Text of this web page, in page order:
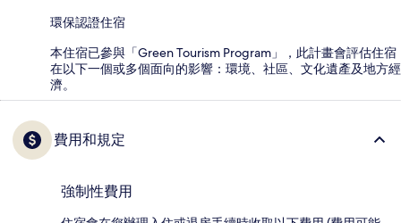
環保認證住宿
本住宿已參與「Green Tourism Program」，此計畫會評估住宿
在以下一個或多個面向的影響：環境、社區、文化遺產及地方經
濟。
費用和規定
強制性費用